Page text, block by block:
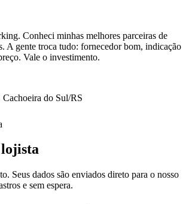
Conheci minhas melhores parceiras de
A gente troca tudo: fornecedor bom, indicação
Vale o investimento.
Cachoeira do Sul/RS
Seus dados são enviados direto para o nosso
e sem espera.